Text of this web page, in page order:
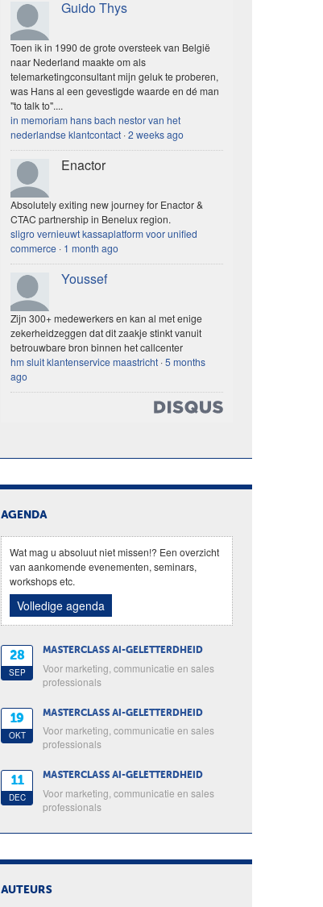
Guido Thys
Toen ik in 1990 de grote oversteek van België
naar Nederland maakte om als
telemarketingconsultant mijn geluk te proberen,
was Hans al een gevestigde waarde en dé man
"to talk to"....
in memoriam hans bach nestor van het
nederlandse klantcontact ·2 weeks ago
Enactor
Absolutely exiting new journey for Enactor &
CTAC partnership in Benelux region.
sligro vernieuwt kassaplatform voor unified
commerce · 1 month ago
Youssef
Zijn 300+ medewerkers en kan al met enige
zekerheidzeggen dat dit zaakje stinkt vanuit
betrouwbare bron binnen het callcenter
hm sluit klantenservice maastricht ·5 months
ago
AGENDA
Wat mag u absoluut niet missen!? Een overzicht
van aankomende evenementen, seminars,
workshops etc.
Volledige agenda
28
SEP
MASTERCLASS AI-GELETTERDHEID
Voor marketing, communicatie en sales
professionals
19
OKT
MASTERCLASS AI-GELETTERDHEID
Voor marketing, communicatie en sales
professionals
11
DEC
MASTERCLASS AI-GELETTERDHEID
Voor marketing, communicatie en sales
professionals
AUTEURS